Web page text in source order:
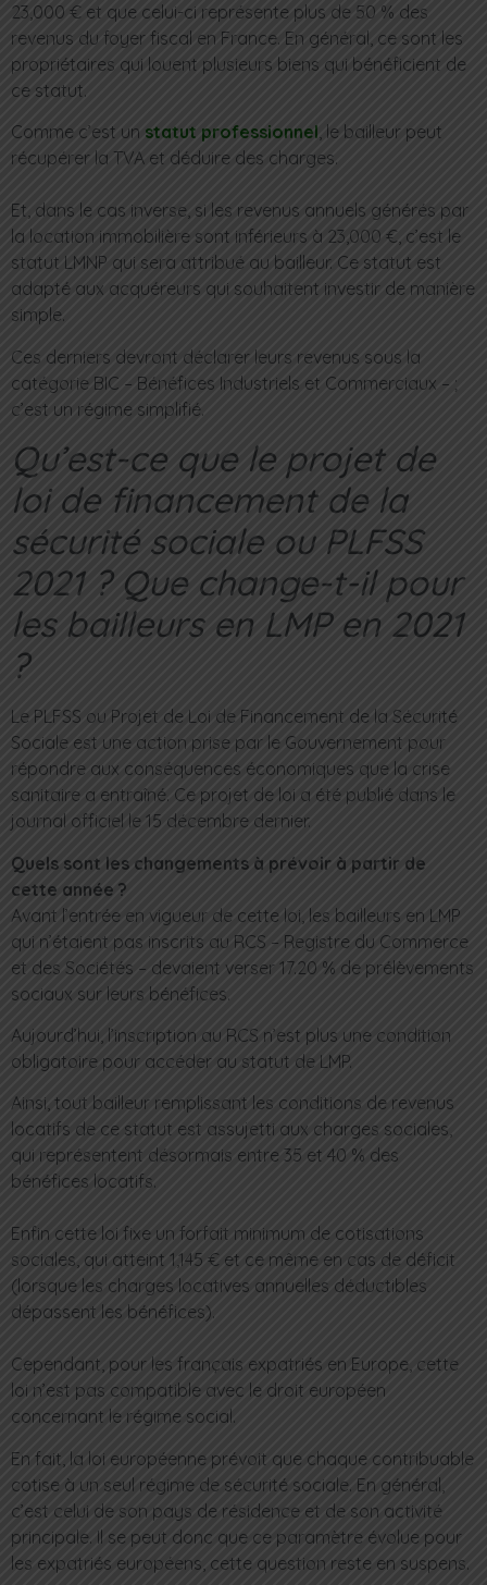
23,000 € et que celui-ci représente plus de 50 % des
revenus du foyer fiscal en France. En général, ce sont les
propriétaires qui louent plusieurs biens qui bénéficient de
ce statut.
Comme c’est un statut professionnel, le bailleur peut
récupérer la TVA et déduire des charges.
Et, dans le cas inverse, si les revenus annuels générés par
la location immobilière sont inférieurs à 23,000 €, c’est le
statut LMNP qui sera attribué au bailleur. Ce statut est
adapté aux acquéreurs qui souhaitent investir de manière
simple.
Ces derniers devront déclarer leurs revenus sous la
catégorie BIC – Bénéfices Industriels et Commerciaux – ;
c’est un régime simplifié.
Qu’est-ce que le projet de
loi de financement de la
sécurité sociale ou PLFSS
2021 ? Que change-t-il pour
les bailleurs en LMP en 2021
?
Le PLFSS ou Projet de Loi de Financement de la Sécurité
Sociale est une action prise par le Gouvernement pour
répondre aux conséquences économiques que la crise
sanitaire a entraîné. Ce projet de loi a été publié dans le
journal officiel le 15 décembre dernier.
Quels sont les changements à prévoir à partir de
cette année ?
Avant l’entrée en vigueur de cette loi, les bailleurs en LMP
qui n’étaient pas inscrits au RCS – Registre du Commerce
et des Sociétés – devaient verser 17.20 % de prélèvements
sociaux sur leurs bénéfices.
Aujourd’hui, l’inscription au RCS n’est plus une condition
obligatoire pour accéder au statut de LMP.
Ainsi, tout bailleur remplissant les conditions de revenus
locatifs de ce statut est assujetti aux charges sociales,
qui représentent désormais entre 35 et 40 % des
bénéfices locatifs.
Enfin cette loi fixe un forfait minimum de cotisations
sociales, qui atteint 1,145 € et ce même en cas de déficit
(lorsque les charges locatives annuelles déductibles
dépassent les bénéfices).
Cependant, pour les français expatriés en Europe, cette
loi n’est pas compatible avec le droit européen
concernant le régime social.
En fait, la loi européenne prévoit que chaque contribuable
cotise à un seul régime de sécurité sociale. En général,
c’est celui de son pays de résidence et de son activité
principale. Il se peut donc que ce paramètre évolue pour
les expatriés européens, cette question reste en suspens.